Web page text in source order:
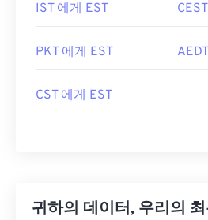
IST 에게 EST
PKT 에게 EST
CST 에게 EST
귀하의 데이터, 우리의